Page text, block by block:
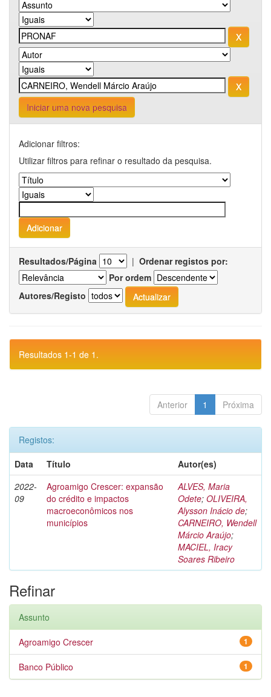
Iniciar uma nova pesquisa
Adicionar filtros:
Utilizar filtros para refinar o resultado da pesquisa.
Resultados/Página | Ordenar registos por:
Por ordem
Autores/Registo
Resultados 1-1 de 1.
Anterior 1 Próxima
Registos:
Data
Título
Autor(es)
2022-
09
Agroamigo Crescer: expansão
do crédito e impactos
macroeconômicos nos
municípios
ALVES, Maria
Odete; OLIVEIRA,
Alysson Inácio de;
CARNEIRO, Wendell
Márcio Araújo;
MACIEL, Iracy
Soares Ribeiro
Refinar
Assunto
1
Agroamigo Crescer
1
Banco Público